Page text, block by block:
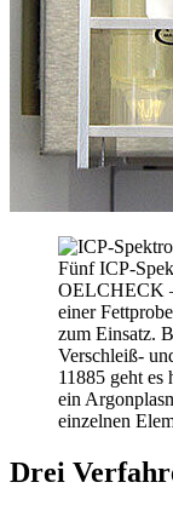
Fünf ICP-
OELCHECK
einer
zum Einsatz.
Verschleiß-
11885 geht es
ein
einzelnen
Drei